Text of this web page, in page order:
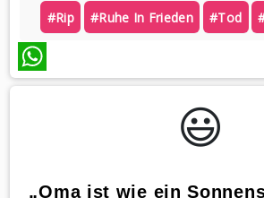
#rip #ruhe In Frieden #tod
WhatsApp
😃️
„Oma ist wie ein